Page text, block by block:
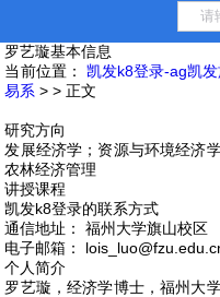
罗艺璇
当前位置： 凯发k8登录-ag凯
易系 > > 正文
基本信息
研究方向
发展经济学；资源与环境经济
农林经济管理
讲授课程
凯发k8登录的联系方式
通信地址： 福州大学旗山校区
电子邮箱：
个人简介
罗艺璇，经济学博士，福州大